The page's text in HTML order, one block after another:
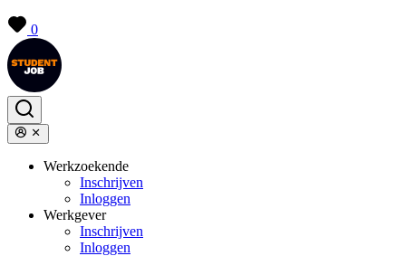
0
Werkzoekende
Inschrijven
Inloggen
Werkgever
Inschrijven
Inloggen